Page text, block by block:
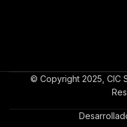
© Copyright 2025, CIC